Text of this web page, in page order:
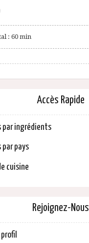
: 60 min
Accès Rapide
par ingrédients
par pays
cuisine
Rejoignez-Nous